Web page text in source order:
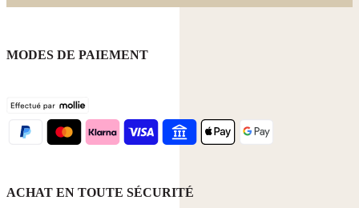
MODES DE PAIEMENT
ACHAT EN TOUTE SÉCURITÉ